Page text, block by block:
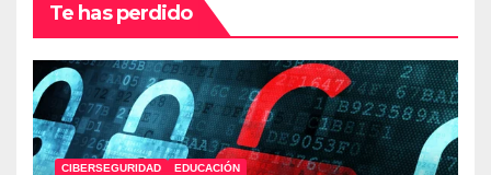
Te has perdido
CIBERSEGURIDAD EDUCACIÓN